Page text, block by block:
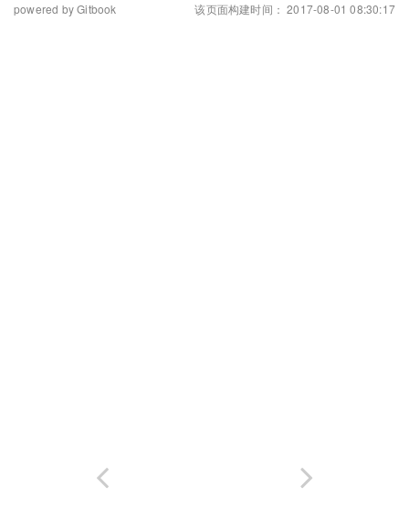
powered by Gitbook 该页面构建时间： 2017-08-01 08:30:17